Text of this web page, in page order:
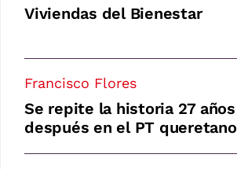
Viviendas del Bienestar
Francisco Flores
Se repite la historia 27 años
después en el PT queretano